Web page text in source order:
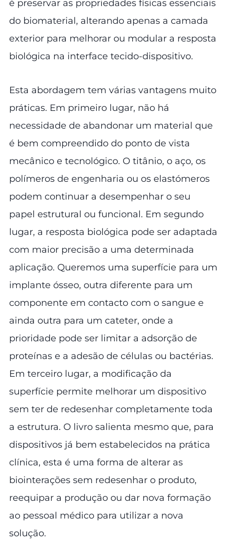
é preservar as propriedades físicas essenciais
do biomaterial, alterando apenas a camada
exterior para melhorar ou modular a resposta
biológica na interface tecido-dispositivo.
Esta abordagem tem várias vantagens muito
práticas. Em primeiro lugar, não há
necessidade de abandonar um material que
é bem compreendido do ponto de vista
mecânico e tecnológico. O titânio, o aço, os
polímeros de engenharia ou os elastómeros
podem continuar a desempenhar o seu
papel estrutural ou funcional. Em segundo
lugar, a resposta biológica pode ser adaptada
com maior precisão a uma determinada
aplicação. Queremos uma superfície para um
implante ósseo, outra diferente para um
componente em contacto com o sangue e
ainda outra para um cateter, onde a
prioridade pode ser limitar a adsorção de
proteínas e a adesão de células ou bactérias.
Em terceiro lugar, a modificação da
superfície permite melhorar um dispositivo
sem ter de redesenhar completamente toda
a estrutura. O livro salienta mesmo que, para
dispositivos já bem estabelecidos na prática
clínica, esta é uma forma de alterar as
biointerações sem redesenhar o produto,
reequipar a produção ou dar nova formação
ao pessoal médico para utilizar a nova
solução.